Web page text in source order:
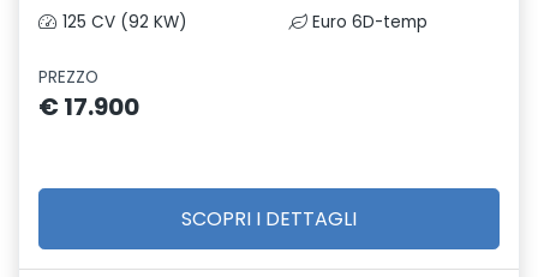
125 CV (92 KW)
Euro 6D-temp
PREZZO
€ 17.900
SCOPRI I DETTAGLI